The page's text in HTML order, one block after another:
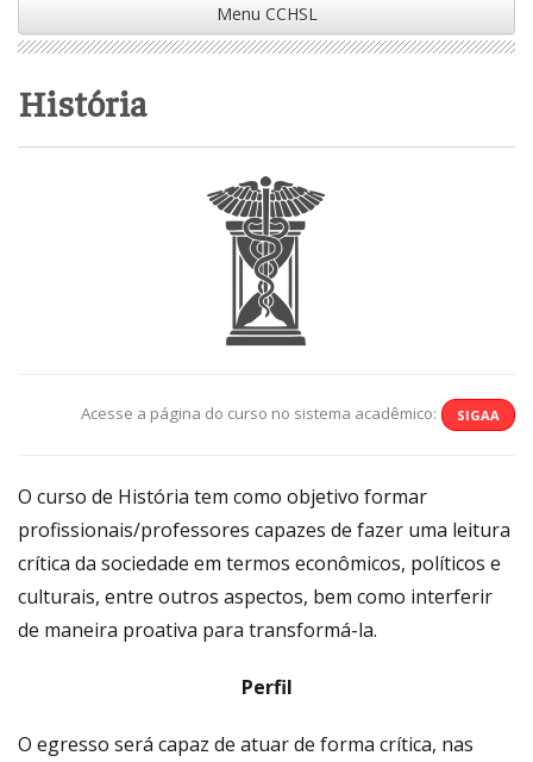
Menu CCHSL
História
Acesse a página do curso no sistema acadêmico: SIGAA
O curso de História tem como objetivo formar
profissionais/professores capazes de fazer uma leitura
crítica da sociedade em termos econômicos, políticos e
culturais, entre outros aspectos, bem como interferir
de maneira proativa para transformá-la.
Perfil
O egresso será capaz de atuar de forma crítica, nas